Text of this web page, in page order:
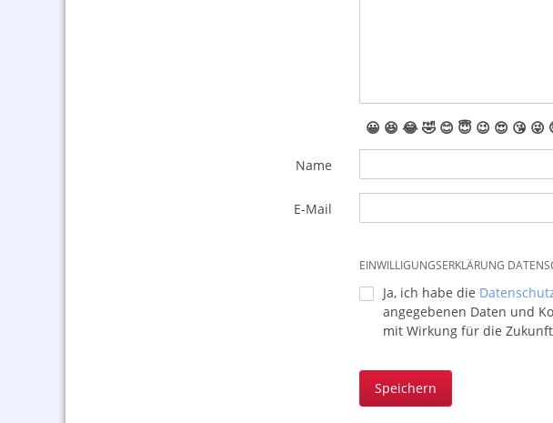
😀 😆 😂🤣 😊 😇 😉 😍 😘 😜
Name
E-Mail
EINWILLIGUNGSERKLÄRUNG
Ja, ich habe die
angegebenen Daten und
mit Wirkung für die
Speichern